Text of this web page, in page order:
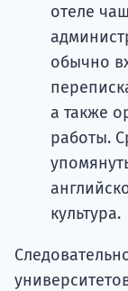
отеле
обычно
а также
работы.
культура.